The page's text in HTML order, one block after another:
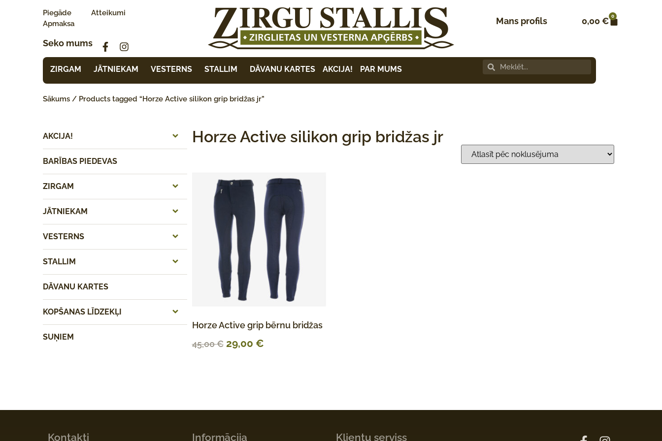
Piegāde
Apmaksa
Atteikumi
Seko mums
Mans profils 0,00€ 0
ZIRGAM JĀTNIEKAM VESTERNS STALLIM DĀVANU KARTES AKCIJA! PAR MUMS
Sākums / Products tagged “Horze Active silikon grip bridžas jr”
AKCIJA!
BARĪBAS PIEDEVAS
ZIRGAM
JĀTNIEKAM
VESTERNS
STALLIM
DĀVANU KARTES
KOPŠANAS LĪDZEKĻI
SUŅIEM
Horze Active silikon grip bridžas jr
Horze Active grip bērnu bridžas
45,00€ 29,00 €
Kontakti Informācija Klientu serviss